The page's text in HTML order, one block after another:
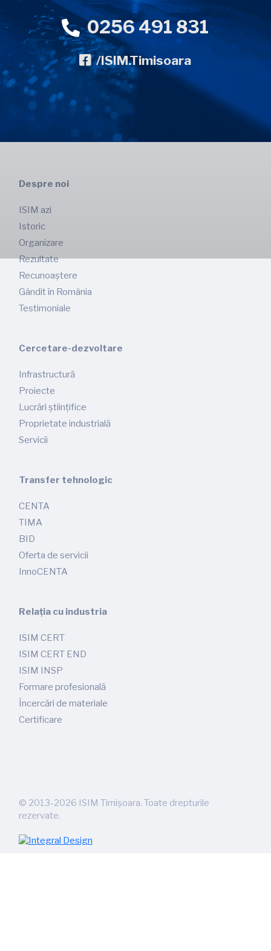
0256 491 831
/ISIM.Timisoara
Despre noi
ISIM azi
Istoric
Organizare
Rezultate
Recunoaștere
Gândit în România
Testimoniale
Cercetare-dezvoltare
Infrastructură
Proiecte
Lucrări științifice
Proprietate industrială
Servicii
Transfer tehnologic
CENTA
TIMA
BID
Oferta de servicii
InnoCENTA
Relația cu industria
ISIM CERT
ISIM CERT END
ISIM INSP
Formare profesională
Încercări de materiale
Certificare
© 2013-2026 ISIM Timișoara. Toate drepturile
rezervate.